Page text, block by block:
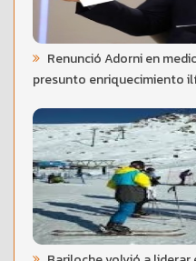
Renunció Adorni en
presunto enriquecimiento